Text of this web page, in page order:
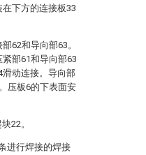
下方的连接板33
62和导向部63。
部61和导向部63
动连接。导向部
压板6的下表面安
22。
进行焊接的焊接